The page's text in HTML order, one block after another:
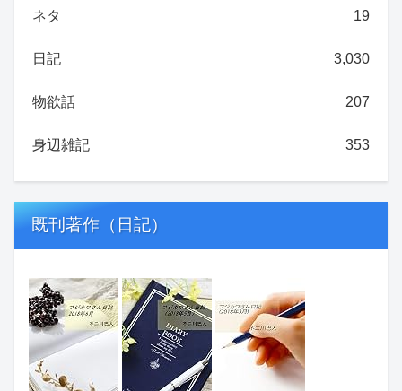
ネタ 19
日記 3,030
物欲話 207
身辺雑記 353
既刊著作（日記）